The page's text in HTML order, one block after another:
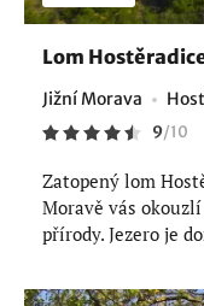
Lom
Jižní Morava
9/10
Zatopený lom
Moravě vás
přírody. Jezero je